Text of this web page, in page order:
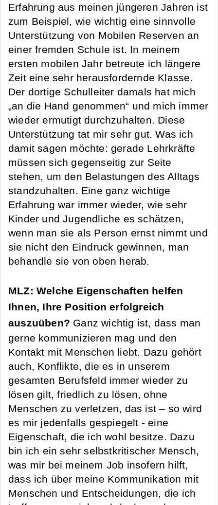
Erfahrung aus meinen jüngeren Jahren ist
zum Beispiel, wie wichtig eine sinnvolle
Unterstützung von Mobilen Reserven an
einer fremden Schule ist. In meinem
ersten mobilen Jahr betreute ich längere
Zeit eine sehr herausfordernde Klasse.
Der dortige Schulleiter damals hat mich
„an die Hand genommen“ und mich immer
wieder ermutigt durchzuhalten. Diese
Unterstützung tat mir sehr gut. Was ich
damit sagen möchte: gerade Lehrkräfte
müssen sich gegenseitig zur Seite
stehen, um den Belastungen des Alltags
standzuhalten. Eine ganz wichtige
Erfahrung war immer wieder, wie sehr
Kinder und Jugendliche es schätzen,
wenn man sie als Person ernst nimmt und
sie nicht den Eindruck gewinnen, man
behandle sie von oben herab.
MLZ: Welche Eigenschaften helfen
Ihnen, Ihre Position erfolgreich
auszuüben? Ganz wichtig ist, dass man
gerne kommunizieren mag und den
Kontakt mit Menschen liebt. Dazu gehört
auch, Konflikte, die es in unserem
gesamten Berufsfeld immer wieder zu
lösen gilt, friedlich zu lösen, ohne
Menschen zu verletzen, das ist – so wird
es mir jedenfalls gespiegelt - eine
Eigenschaft, die ich wohl besitze. Dazu
bin ich ein sehr selbstkritischer Mensch,
was mir bei meinem Job insofern hilft,
dass ich über meine Kommunikation mit
Menschen und Entscheidungen, die ich